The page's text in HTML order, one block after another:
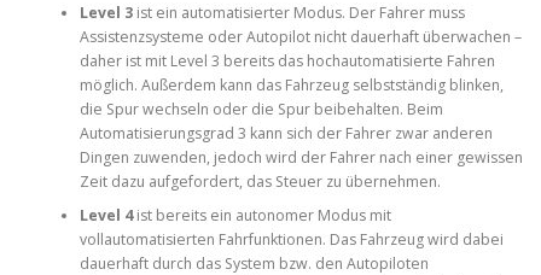
Level 3ist ein automatisierter Modus. Der Fahrer muss
Assistenzsysteme oder Autopilot nicht dauerhaft überwachen –
daher ist mit Level 3 bereits das hochautomatisierte Fahren
möglich. Außerdem kann das Fahrzeug selbstständig blinken,
die Spur wechseln oder die Spur beibehalten. Beim
Automatisierungsgrad 3 kann sich der Fahrer zwar anderen
Dingen zuwenden, jedoch wird der Fahrer nach einer gewissen
Zeit dazu aufgefordert, das Steuer zu übernehmen.
Level 4ist bereits ein autonomer Modus mit
vollautomatisierten Fahrfunktionen. Das Fahrzeug wird dabei
dauerhaft durch das System bzw. den Autopiloten